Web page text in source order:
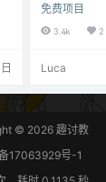
E
过Wi-Fi在不
的情况下交
将学习如何
发板将使用
感器的读数
读数。 项目
免费项目
3.4k 2
Luca
© 2026 趣讨教
17063929号-1